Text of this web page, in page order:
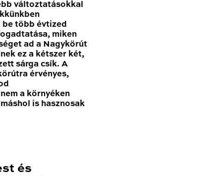
változtatásokkal
be több évtized
miken
ad a Nagykörút
ez a kétszer két,
sárga csík. A
érvényes,
a környéken
is hasznosak
és